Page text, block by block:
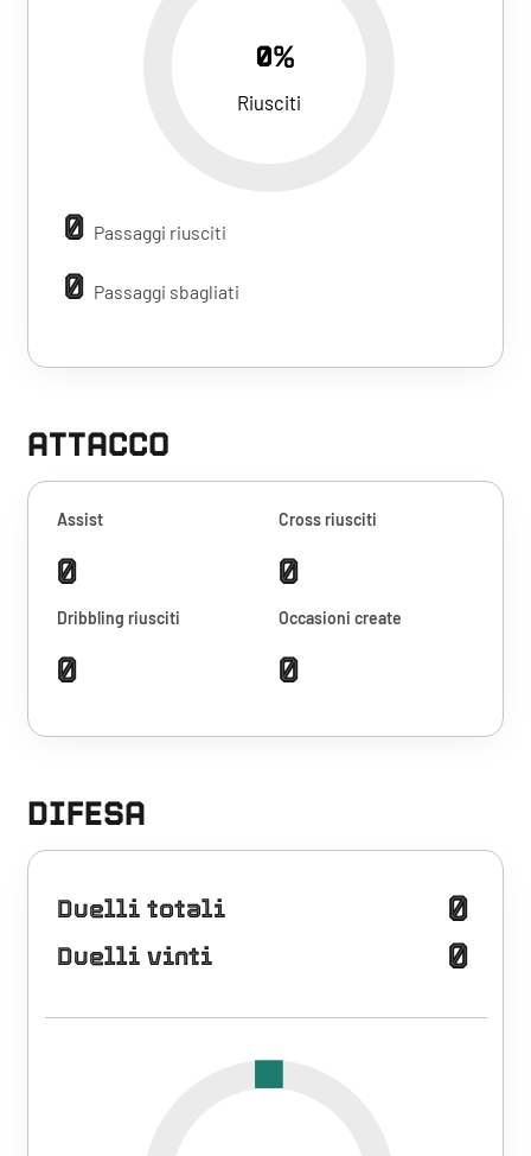
0%
Riusciti
0 Passaggi riusciti
0 Passaggi sbagliati
ATTACCO
Assist
0
Cross riusciti
0
Dribbling riusciti
0
Occasioni create
0
DIFESA
Duelli totali 0
Duelli vinti 0